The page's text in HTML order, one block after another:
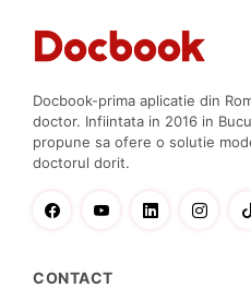
Docbook-prima aplicatie din
doctor. Infiintata in 2016 in
propune sa ofere o solutie
doctorul dorit.
CONTACT